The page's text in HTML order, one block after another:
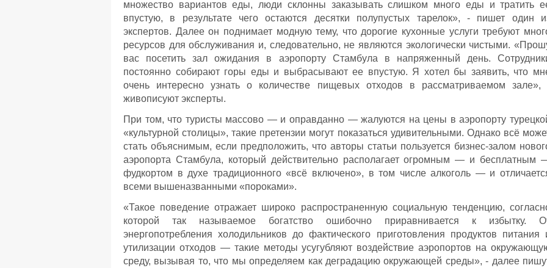
множество вариантов еды, люди склонны заказывать слишком много еды и тратить
впустую, в результате чего остаются десятки полупустых тарелок», - пишет один
экспертов. Далее он поднимает модную тему, что дорогие кухонные услуги требуют
ресурсов для обслуживания и, следовательно, не являются экологически чистыми.
вас посетить зал ожидания в аэропорту Стамбула в напряженный день.
постоянно собирают горы еды и выбрасывают ее впустую. Я хотел бы заявить, что
очень интересно узнать о количестве пищевых отходов в рассматриваемом зале»,
живописуют эксперты.
При том, что туристы массово — и оправданно — жалуются на цены в аэропорту
«культурной столицы», такие претензии могут показаться удивительными. Однако всё
стать объяснимым, если предположить, что авторы статьи пользуется бизнес-залом
аэропорта Стамбула, который действительно располагает огромным — и бесплатным
фудкортом в духе традиционного «всё включено», в том числе алкоголь — и
всеми вышеназванными «пороками».
«Такое поведение отражает широко распространенную социальную тенденцию,
которой так называемое богатство ошибочно приравнивается к избытку.
энергопотребления холодильников до фактического приготовления продуктов питания
утилизации отходов — такие методы усугубляют воздействие аэропортов на
среду, вызывая то, что мы определяем как деградацию окружающей среды», - далее